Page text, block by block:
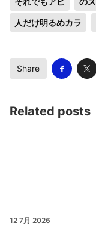
人だけ明るめカラ
Share
Related posts
12 7月 2026